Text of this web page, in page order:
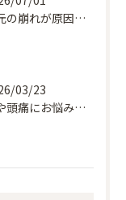
【足元の崩れが原因？】膝痛・股関節痛を根本から和らげる「オイルフットケア×整体」の秘密
03/23
不眠や頭痛にお悩みの方必見！！｜お悩み改善なら中村屋和依治